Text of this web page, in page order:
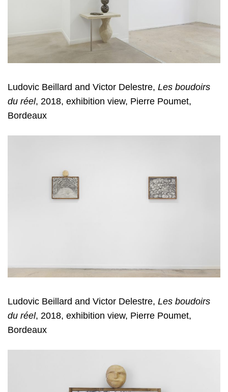
Ludovic Beillard and Victor Delestre, Les boudoirs
du réel, 2018, exhibition view, Pierre Poumet,
Bordeaux
Ludovic Beillard and Victor Delestre, Les boudoirs
du réel, 2018, exhibition view, Pierre Poumet,
Bordeaux